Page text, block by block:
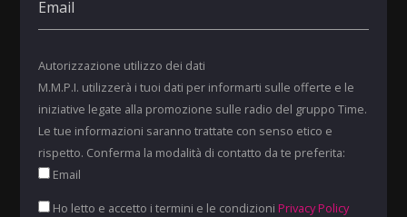
Autorizzazione utilizzo dei dati
M.M.P.I. utilizzerà i tuoi dati per informarti sulle offerte e le
iniziative legate alla promozione sulle radio del gruppo Time.
Le tue informazioni saranno trattate con senso etico e
rispetto. Conferma la modalità di contatto da te preferita:
Email
Ho letto e accetto i termini e le condizioni Privacy Policy